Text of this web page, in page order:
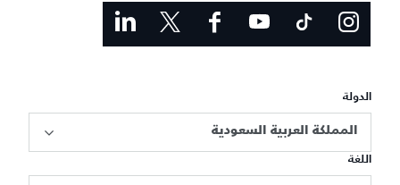
الدولة
المملكة العربية السعودية
اللغة